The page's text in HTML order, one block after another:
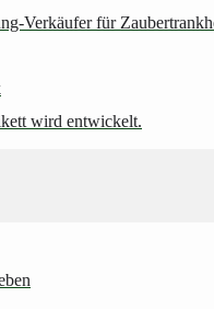
Verkäufer für
wird entwickelt.